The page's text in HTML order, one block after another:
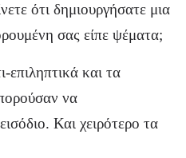
ότι δημιουργήσατε μια
σας είπε ψέματα;
επιληπτικά και τα
να
Και χειρότερο τα